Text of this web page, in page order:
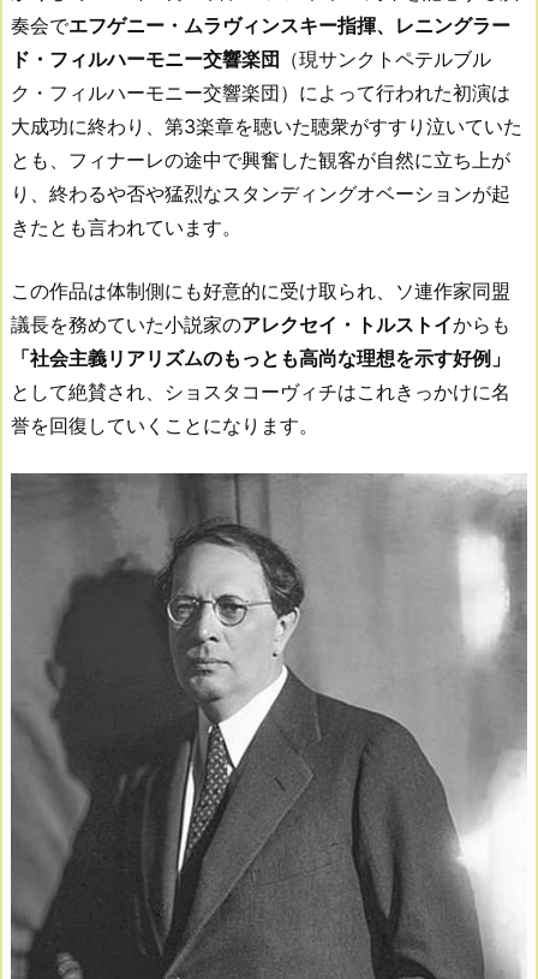
奏会でエフゲニー・ムラヴィンスキー指揮、レニングラー
ド・フィルハーモニー交響楽団 （現サンクトペテルブル
ク・フィルハーモニー交響楽団）によって行われた初演は
大成功に終わり、第3楽章を聴いた聴衆がすすり泣いていた
とも、フィナーレの途中で興奮した観客が自然に立ち上が
り、終わるや否や猛烈なスタンディングオベーションが起
きたとも言われています。
この作品は体制側にも好意的に受け取られ、ソ連作家同盟
議長を務めていた小説家のアレクセイ・トルストイからも
「社会主義リアリズムのもっとも高尚な理想を示す好例」
として絶賛され、ショスタコーヴィチはこれきっかけに名
誉を回復していくことになります。